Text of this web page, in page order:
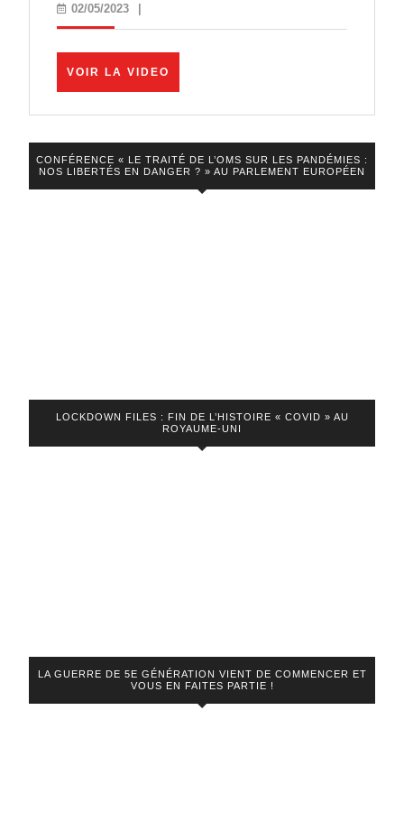
Système
chasse
aux
sorcières
02/05/202302/05/2023
VOIR LA VIDEO
CONFÉRENCE « LE TRAITÉ DE L’OMS SUR LES PANDÉMIES :
NOS LIBERTÉS EN DANGER ? » AU PARLEMENT EUROPÉEN
LOCKDOWN FILES : FIN DE L’HISTOIRE « COVID » AU
ROYAUME-UNI
LA GUERRE DE 5E GÉNÉRATION VIENT DE COMMENCER ET
VOUS EN FAITES PARTIE !